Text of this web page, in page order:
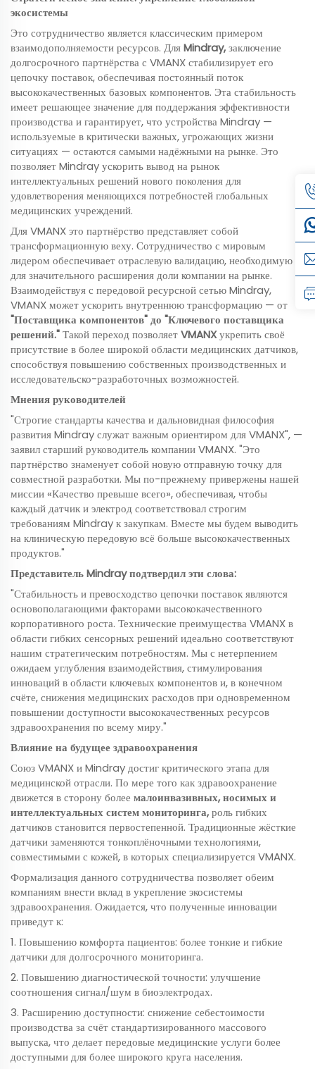
экосистемы
Это сотрудничество является классическим примером
взаимодополняемости ресурсов. ДляMindray,заключение
долгосрочного партнёрства с VMANX стабилизирует его
цепочку поставок, обеспечивая постоянный поток
высококачественных базовых компонентов. Эта стабильность
имеет решающее значение для поддержания эффективности
производства и гарантирует, что устройства Mindray —
используемые в критически важных, угрожающих жизни
ситуациях — остаются самыми надёжными на рынке. Это
позволяет Mindray ускорить вывод на рынок
интеллектуальных решений нового поколения для
удовлетворения меняющихся потребностей глобальных
медицинских учреждений.
Для VMANX это партнёрство представляет собой
трансформационную веху. Сотрудничество с мировым
лидером обеспечивает отраслевую валидацию, необходимую
для значительного расширения доли компании на рынке.
Взаимодействуя с передовой ресурсной сетью Mindray,
VMANX может ускорить внутреннюю трансформацию — от
"Поставщика компонентов" до "Ключевого поставщика
решений."Такой переход позволяетVMANXукрепить своё
присутствие в более широкой области медицинских датчиков,
способствуя повышению собственных производственных и
исследовательско-разработочных возможностей.
Мнения руководителей
"Строгие стандарты качества и дальновидная философия
развития Mindray служат важным ориентиром для VMANX", —
заявил старший руководитель компании VMANX. "Это
партнёрство знаменует собой новую отправную точку для
совместной разработки. Мы по-прежнему привержены нашей
миссии «Качество превыше всего», обеспечивая, чтобы
каждый датчик и электрод соответствовал строгим
требованиям Mindray к закупкам. Вместе мы будем выводить
на клиническую передовую всё больше высококачественных
продуктов."
Представитель Mindray подтвердил эти слова:
"Стабильность и превосходство цепочки поставок являются
основополагающими факторами высококачественного
корпоративного роста. Технические преимущества VMANX в
области гибких сенсорных решений идеально соответствуют
нашим стратегическим потребностям. Мы с нетерпением
ожидаем углубления взаимодействия, стимулирования
инноваций в области ключевых компонентов и, в конечном
счёте, снижения медицинских расходов при одновременном
повышении доступности высококачественных ресурсов
здравоохранения по всему миру."
Влияние на будущее здравоохранения
Союз VMANX и Mindray достиг критического этапа для
медицинской отрасли. По мере того как здравоохранение
движется в сторону более малоинвазивных, носимых и
интеллектуальных систем мониторинга,роль гибких
датчиков становится первостепенной. Традиционные жёсткие
датчики заменяются тонкоплёночными технологиями,
совместимыми с кожей, в которых специализируется VMANX.
Формализация данного сотрудничества позволяет обеим
компаниям внести вклад в укрепление экосистемы
здравоохранения. Ожидается, что полученные инновации
приведут к:
1. Повышению комфорта пациентов: более тонкие и гибкие
датчики для долгосрочного мониторинга.
2. Повышению диагностической точности: улучшение
соотношения сигнал/шум в биоэлектродах.
3. Расширению доступности: снижение себестоимости
производства за счёт стандартизированного массового
выпуска, что делает передовые медицинские услуги более
доступными для более широкого круга населения.